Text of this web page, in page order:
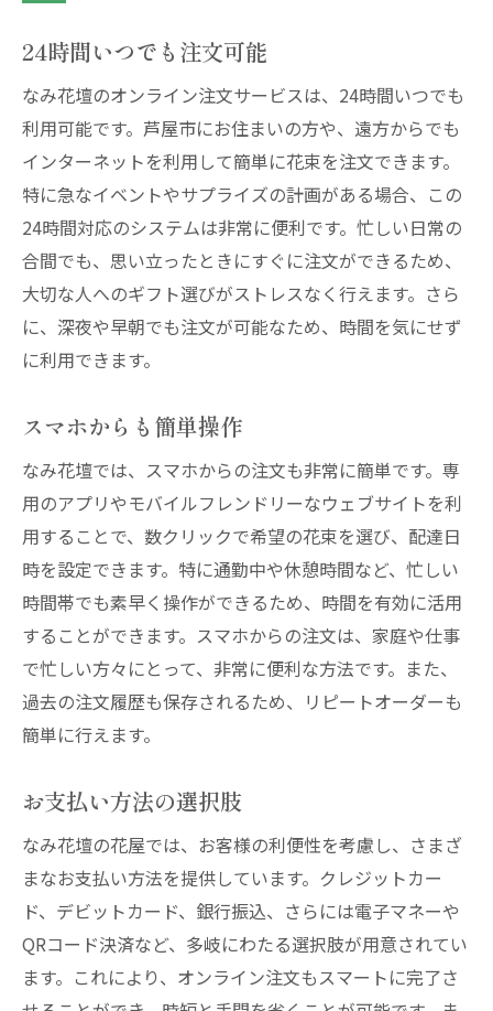
24時間いつでも注文可能
なみ花壇のオンライン注文サービスは、24時間いつでも
利用可能です。芦屋市にお住まいの方や、遠方からでも
インターネットを利用して簡単に花束を注文できます。
特に急なイベントやサプライズの計画がある場合、この
24時間対応のシステムは非常に便利です。忙しい日常の
合間でも、思い立ったときにすぐに注文ができるため、
大切な人へのギフト選びがストレスなく行えます。さら
に、深夜や早朝でも注文が可能なため、時間を気にせず
に利用できます。
スマホからも簡単操作
なみ花壇では、スマホからの注文も非常に簡単です。専
用のアプリやモバイルフレンドリーなウェブサイトを利
用することで、数クリックで希望の花束を選び、配達日
時を設定できます。特に通勤中や休憩時間など、忙しい
時間帯でも素早く操作ができるため、時間を有効に活用
することができます。スマホからの注文は、家庭や仕事
で忙しい方々にとって、非常に便利な方法です。また、
過去の注文履歴も保存されるため、リピートオーダーも
簡単に行えます。
お支払い方法の選択肢
なみ花壇の花屋では、お客様の利便性を考慮し、さまざ
まなお支払い方法を提供しています。クレジットカー
ド、デビットカード、銀行振込、さらには電子マネーや
QRコード決済など、多岐にわたる選択肢が用意されてい
ます。これにより、オンライン注文もスマートに完了さ